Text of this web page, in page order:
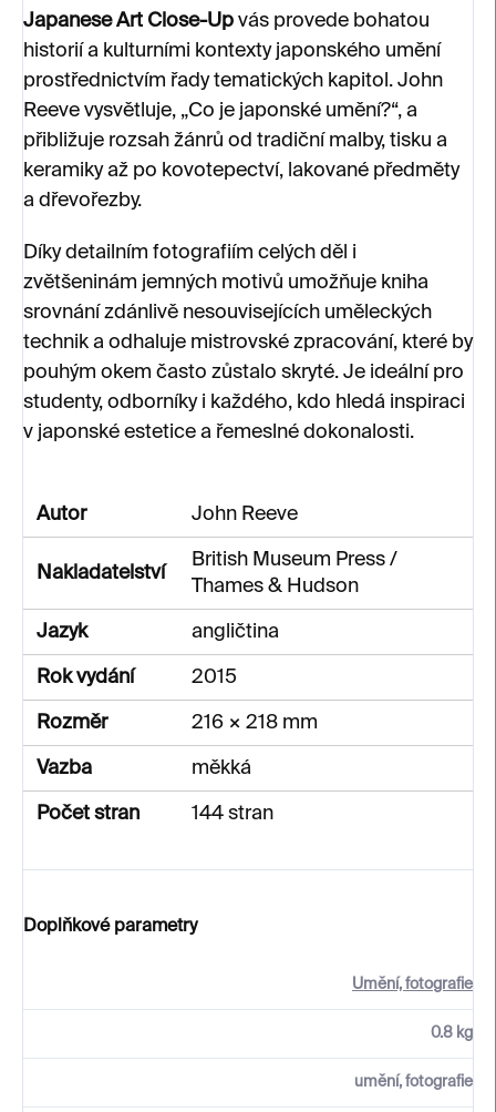
Japanese Art Close-Up vás provede bohatou
historií a kulturními kontexty japonského umění
prostřednictvím řady tematických kapitol. John
Reeve vysvětluje, „Co je japonské umění?“, a
přibližuje rozsah žánrů od tradiční malby, tisku a
keramiky až po kovotepectví, lakované předměty
a dřevořezby.
Díky detailním fotografiím celých děl i
zvětšeninám jemných motivů umožňuje kniha
srovnání zdánlivě nesouvisejících uměleckých
technik a odhaluje mistrovské zpracování, které by
pouhým okem často zůstalo skryté. Je ideální pro
studenty, odborníky i každého, kdo hledá inspiraci
v japonské estetice a řemeslné dokonalosti.
Autor John Reeve
Nakladatelství
British Museum Press /
Thames & Hudson
Jazyk angličtina
Rok vydání 2015
Rozměr 216 × 218 mm
Vazba měkká
Počet stran 144 stran
Doplňkové parametry
Umění, fotografie
0.8 kg
umění, fotografie